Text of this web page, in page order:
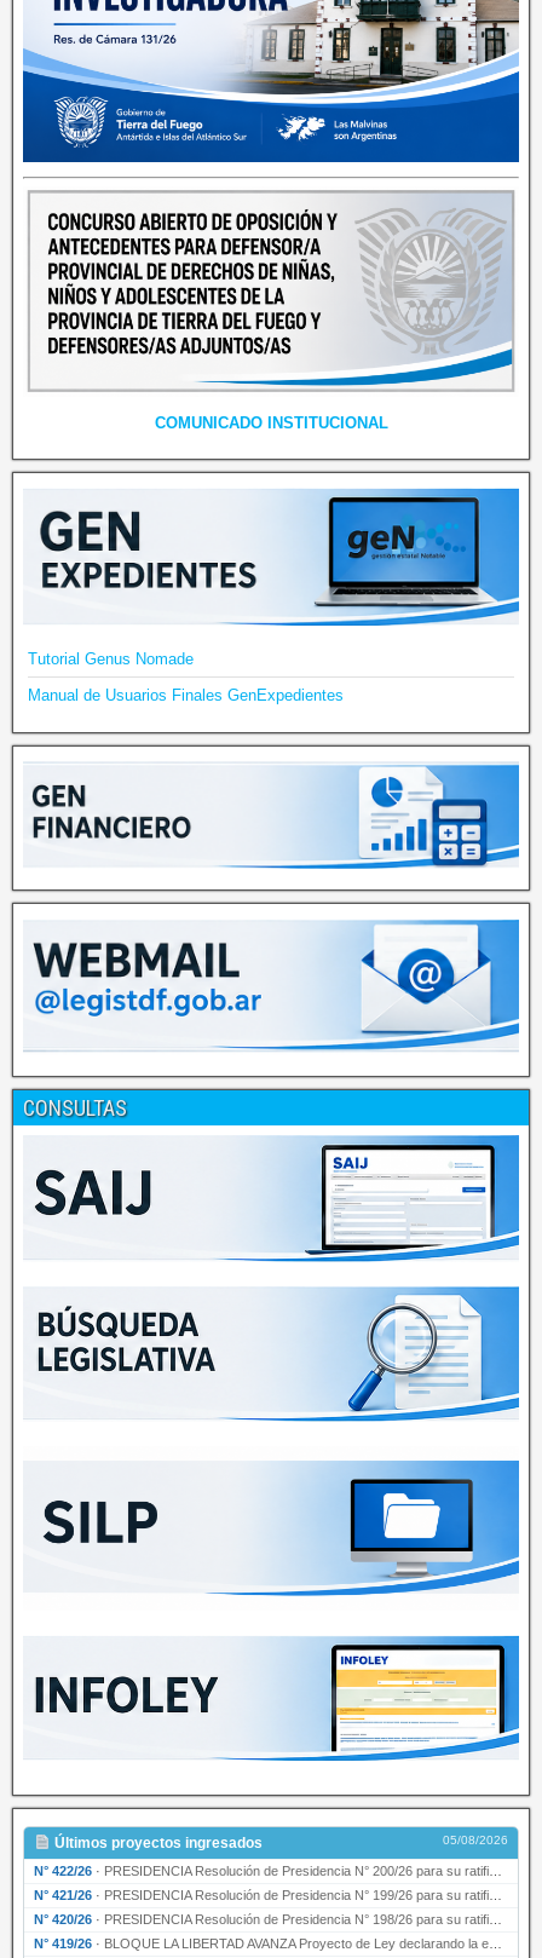
COMUNICADO INSTITUCIONAL
Tutorial Genus Nomade
Manual de Usuarios Finales GenExpedientes
CONSULTAS
Últimos proyectos ingresados 05/08/2026
N° 422/26 · PRESIDENCIA Resolución de Presidencia N° 200/26 para su ratificación.
N° 421/26 · PRESIDENCIA Resolución de Presidencia N° 199/26 para su ratificación.
N° 420/26 · PRESIDENCIA Resolución de Presidencia N° 198/26 para su ratificación.
N° 419/26 · BLOQUE LA LIBERTAD AVANZA Proyecto de Ley declarando la esencialidad del servicio educativ…